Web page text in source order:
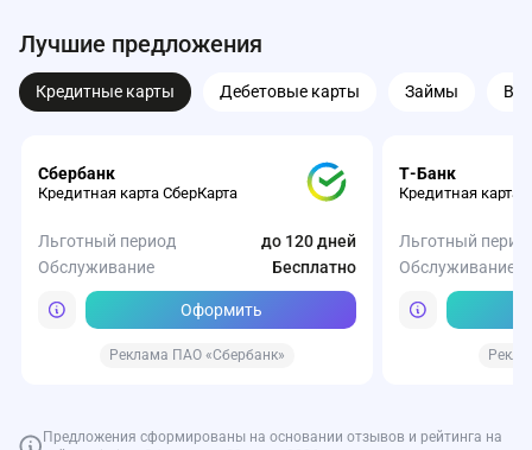
Лучшие предложения
Кредитные карты Дебетовые карты Займы
Сбербанк
Кредитная карта СберКарта
Льготный период
до 120 дней
Обслуживание
Бесплатно
Оформить
Реклама ПАО «Сбербанк»
Т-Банк
Кредитная карта
Льготный
Обслуживание
Предложения сформированы на основании отзывов и рейтинга на